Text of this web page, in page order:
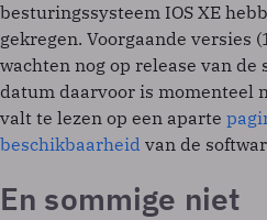
besturingssysteem IOS XE
gekregen. Voorgaande versies
wachten nog op release van de
datum daarvoor is momenteel
valt te lezen op een aparte
beschikbaarheid van de
En sommige niet